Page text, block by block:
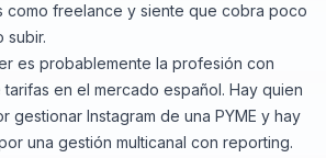
como freelance y siente que cobra poco
subir.
es probablemente la profesión con
en el mercado español. Hay quien
gestionar Instagram de una PYME y hay
una gestión multicanal con reporting.